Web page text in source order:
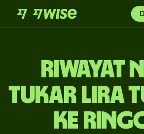
Riwayat
Tukar lira
ke